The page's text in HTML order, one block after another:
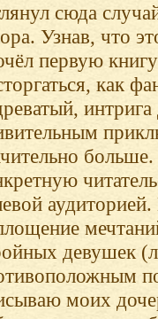
сюда
Узнав, что
первую
как
девушек
моих